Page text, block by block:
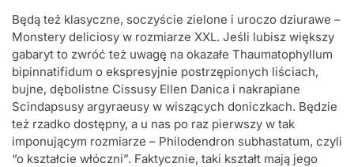
Będą też klasyczne, soczyście zielone i uroczo dziurawe –
Monstery deliciosy w rozmiarze XXL. Jeśli lubisz większy
gabaryt to zwróć też uwagę na okazałe Thaumatophyllum
bipinnatifidum o ekspresyjnie postrzępionych liściach,
bujne, dębolistne Cissusy Ellen Danica i nakrapiane
Scindapsusy argyraeusy w wiszących doniczkach. Będzie
też rzadko dostępny, a u nas po raz pierwszy w tak
imponującym rozmiarze – Philodendron subhastatum, czyli
“o kształcie włóczni”. Faktycznie, taki kształt mają jego